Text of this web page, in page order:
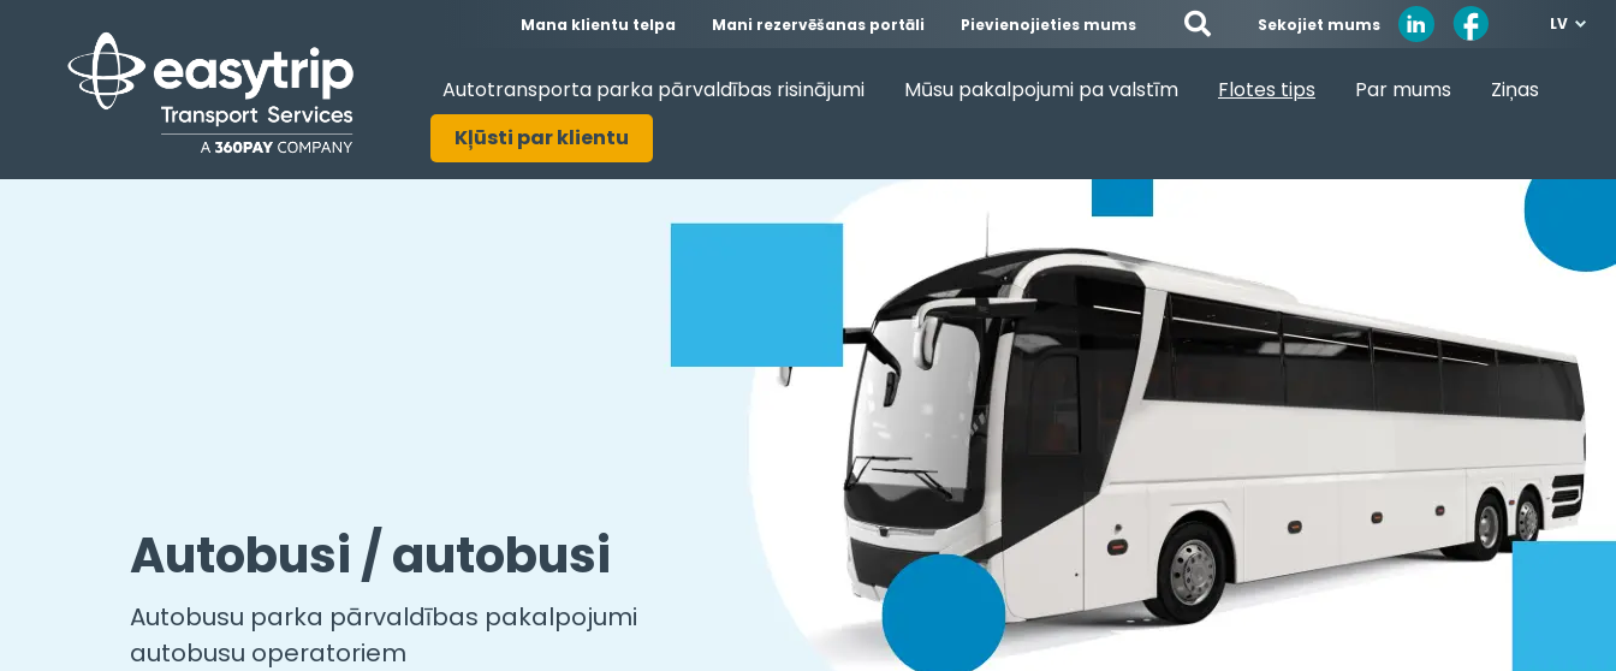
Mana klientu telpa Mani rezervēšanas portāli Pievienojieties mums Sekojiet mums LV
Autotransporta parka pārvaldības risinājumi Mūsu pakalpojumi pa valstīm Flotes tips Par mums
Ziņas
Kļūsti par klientu
Autobusi / autobusi
Autobusu parka pārvaldības pakalpojumi
autobusu operatoriem